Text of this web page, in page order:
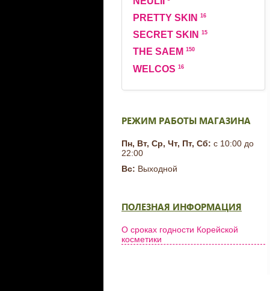
PRETTY SKIN 16
SECRET SKIN 15
THE SAEM 150
WELCOS 16
РЕЖИМ РАБОТЫ МАГАЗИНА
Пн, Вт, Ср, Чт, Пт, Сб: с 10:00 до
22:00
Вс: Выходной
ПОЛЕЗНАЯ ИНФОРМАЦИЯ
О сроках годности Корейской
косметики